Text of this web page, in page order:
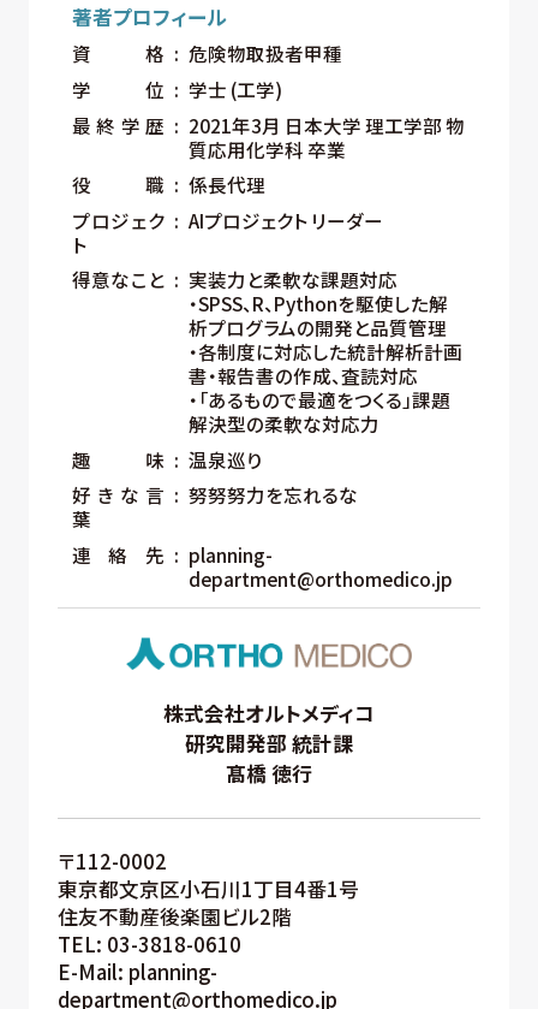
著者プロフィール
資格
危険物取扱者甲種
学位
学士 (工学)
最終学歴
2021年3月 日本大学 理工学部 物
質応用化学科 卒業
役職
係長代理
プロジェク
ト
AIプロジェクト リーダー
得意なこと
実装力と柔軟な課題対応
・SPSS、R、Pythonを駆使した解
析プログラムの開発と品質管理
・各制度に対応した統計解析計画
書・報告書の作成、査読対応
・「あるもので最適をつくる」課題
解決型の柔軟な対応力
趣味
温泉巡り
好きな言
葉
努努努力を忘れるな
連絡先
planning-
department@orthomedico.jp
株式会社オルトメディコ
研究開発部 統計課
髙橋 徳行
〒112-0002
東京都文京区小石川1丁目4番1号
住友不動産後楽園ビル2階
TEL: 03-3818-0610
E-Mail: planning-
department@orthomedico.jp